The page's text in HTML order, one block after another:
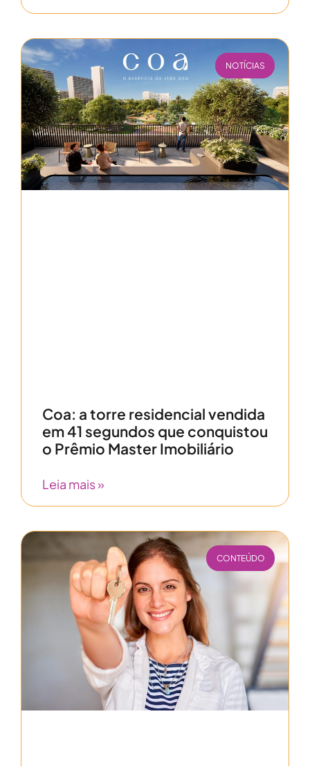
NOTÍCIAS
Coa: a torre residencial vendida
em 41 segundos que conquistou
o Prêmio Master Imobiliário
Leia mais »
CONTEÚDO